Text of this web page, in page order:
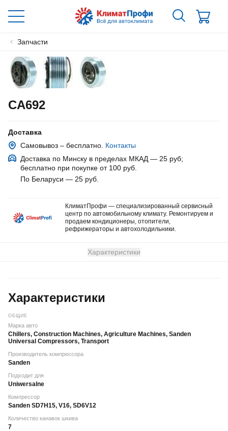
Запчасти
CA692
Доставка
Самовывоз – бесплатно. Контакты
Доставка по Минску в пределах МКАД — 25 руб;
бесплатно при покупке от 100 руб.
По Беларуси — 25 руб
КлиматПрофи — специализированный сервисный
центр по автомобильному климату. Ремонтируем и
продаем кондиционеры, отопители,
рефрижераторы и автохолодильники.
Характеристики
Характеристики
ОБЩИЕ
Марка авто
Chillers, Construction Machines, Agriculture Machines, Sanden
Universal Compressors, Transport
Производитель компрессора
Sanden
Подходит для
Uniwersalne
Компрессор
Sanden SD7H15, V16, SD6V12
Количество канавок шкива
7